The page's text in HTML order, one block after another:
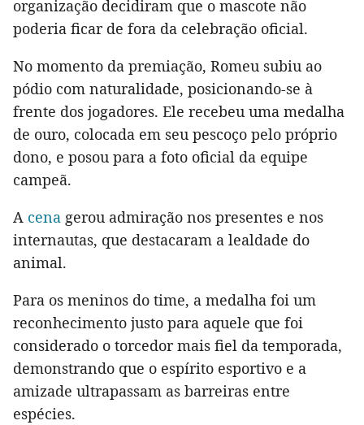
organização decidiram que o mascote não
poderia ficar de fora da celebração oficial.
No momento da premiação, Romeu subiu ao
pódio com naturalidade, posicionando-se à
frente dos jogadores. Ele recebeu uma medalha
de ouro, colocada em seu pescoço pelo próprio
dono, e posou para a foto oficial da equipe
campeã.
A cena gerou admiração nos presentes e nos
internautas, que destacaram a lealdade do
animal.
Para os meninos do time, a medalha foi um
reconhecimento justo para aquele que foi
considerado o torcedor mais fiel da temporada,
demonstrando que o espírito esportivo e a
amizade ultrapassam as barreiras entre
espécies.